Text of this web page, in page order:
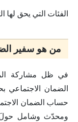
الفئات التي يحق
من هو سفير
في ظل مشاركة
الضمان
حساب الضمان
ومحدّث وشامل حولَ